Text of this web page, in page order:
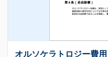
オルソケラトロジー費